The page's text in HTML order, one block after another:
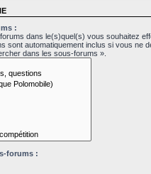
:
dans le(s)quel(s) vous souhaitez
sont automatiquement inclus si vous ne
dans les sous-forums ».
forums :